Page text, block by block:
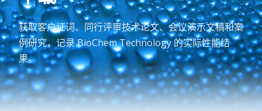
获取客户证词、同行评审技术论文、会议演示文稿和案
例研究，记录 BioChem Technology 的实际性能结
果。